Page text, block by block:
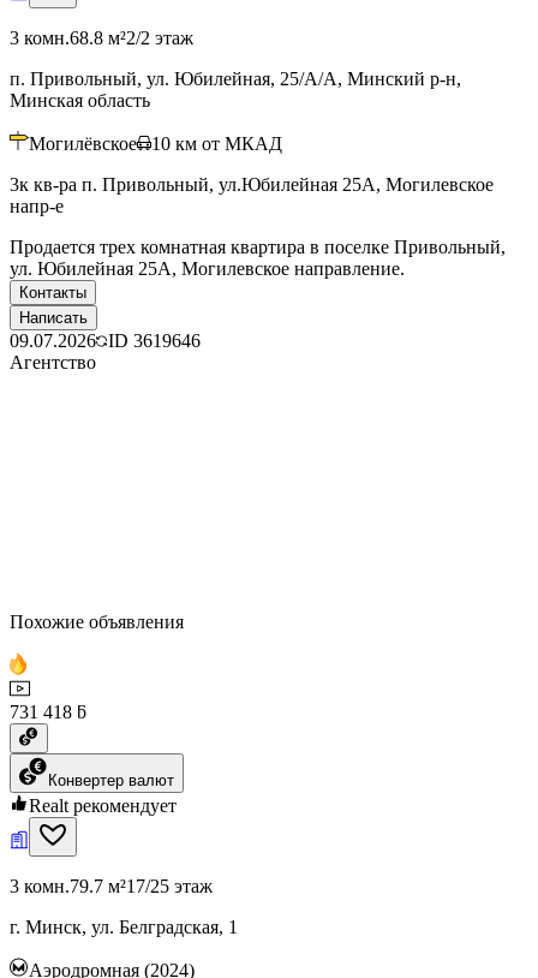
3 комн.68.8 м²2/2 этаж
п. Привольный, ул. Юбилейная, 25/А/А, Минский р-н,
Минская область
Могилёвское 10 км от МКАД
3к кв-ра п. Привольный, ул.Юбилейная 25А, Могилевское
напр-е
Продается трех комнатная квартира в поселке Привольный,
ул. Юбилейная 25А, Могилевское направление.
Контакты
Написать
09.07.2026 ID 3619646
Агентство
Похожие объявления
731 418 ƃ
Конвертер валют
Realt рекомендует
3 комн.79.7 м²17/25 этаж
г. Минск, ул. Белградская, 1
Аэродромная (2024)